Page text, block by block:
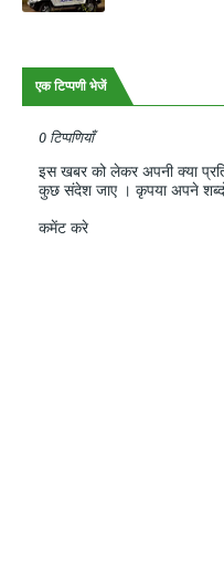
एक टिप्पणी भेजें
0 टिप्पणियाँ
इस खबर को लेकर अपनी क्या
कुछ संदेश जाए । कृपया अपने शब्दों
कमेंट करे